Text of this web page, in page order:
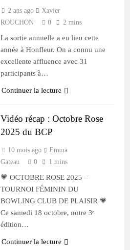
2 ans ago
Xavier
ROUCHON
0 2 mins
La sortie annuelle a eu lieu cette
année à Honfleur. On a connu une
excellente affluence avec 31
participants à…
Continuer la lecture
Vidéo récap : Octobre Rose
2025 du BCP
10 mois ago
Emma
Gateau
0 1 mins
💗 OCTOBRE ROSE 2025 –
TOURNOI FÉMININ DU
BOWLING CLUB DE PLAISIR 💗
Ce samedi 18 octobre, notre 3ᵉ
édition…
Continuer la lecture